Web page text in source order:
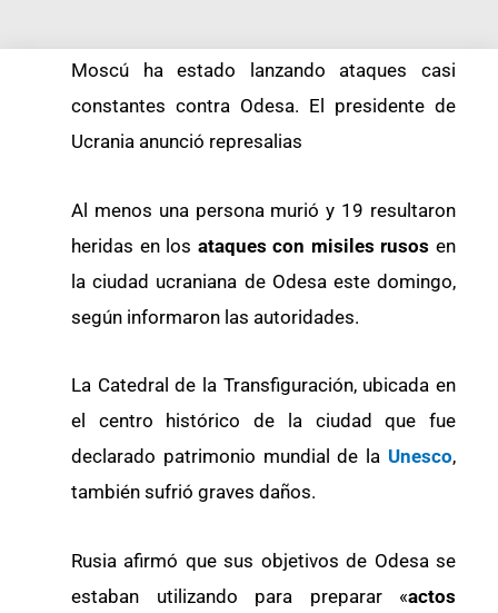
Moscú ha estado lanzando ataques casi
constantes contra Odesa. El presidente de
Ucrania anunció represalias
Al menos una persona murió y 19 resultaron
heridas en los ataques con misiles rusosen
la ciudad ucraniana de Odesa este domingo,
según informaron las autoridades.
La Catedral de la Transfiguración, ubicada en
el centro histórico de la ciudad que fue
declarado patrimonio mundial de la Unesco,
también sufrió graves daños.
Rusia afirmó que sus objetivos de Odesa se
estaban utilizando para preparar «actos